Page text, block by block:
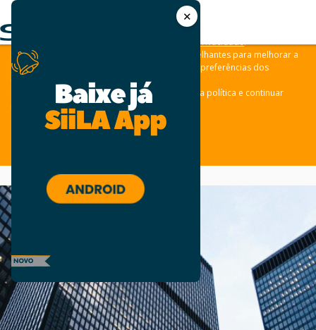
✕
As leis de privacidade dos usuários estão mudando e por isso nós
convidamos você a revisar a nossa
Política de Privacidade.
Nós usamos cookies e outras tecnologias semelhantes para melhorar a
sua experiência em nossos sites e lembrar das preferências dos
usuários.
Clique em “aceitar” para concordar com a nossa política e continuar
navegando em nosso site.